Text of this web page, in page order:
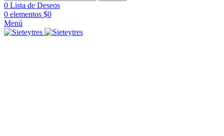
0 Lista de Deseos
0 elementos $0
Menú